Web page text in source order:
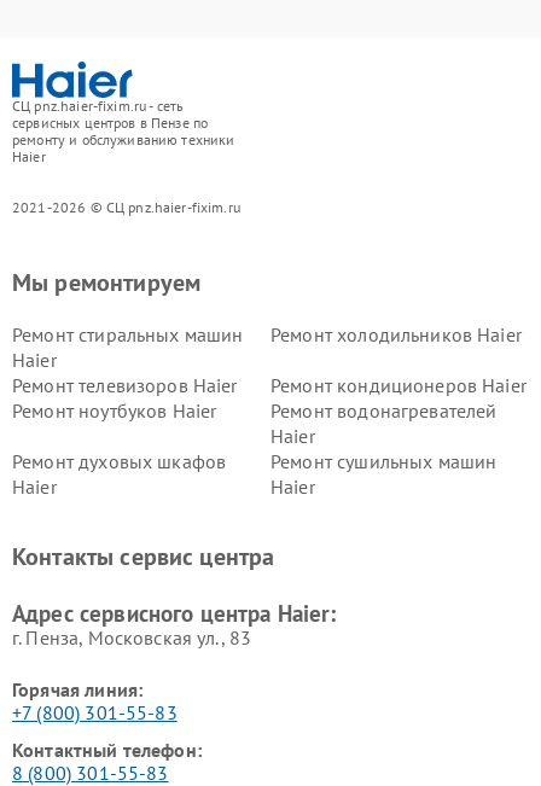
СЦ pnz.haier-fixim.ru - сеть
сервисных центров в Пензе по
ремонту и обслуживанию техники
Haier
2021-2026 © СЦ pnz.haier-fixim.ru
Мы ремонтируем
Ремонт стиральных машин
Haier
Ремонт холодильников Haier
Ремонт телевизоров Haier
Ремонт кондиционеров Haier
Ремонт ноутбуков Haier
Ремонт водонагревателей
Haier
Ремонт духовых шкафов
Haier
Ремонт сушильных машин
Haier
Ремонт роботов-пылесосов
Ремонт посудомоечных
Контакты сервис центра
Адрес сервисного центра Haier:
г. Пенза, Московская ул., 83
Горячая линия:
+7 (800) 301-55-83
Контактный телефон:
8 (800) 301-55-83